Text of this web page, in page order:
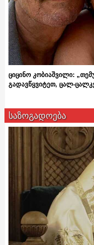
ციცინო კობიაშვილი:
გადავწყვიტეთ, ცალ-
საზოგადოება